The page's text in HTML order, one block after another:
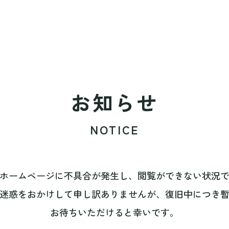
お知らせ
NOTICE
ームページに不具合が発生し、閲覧ができない状況で
惑をおかけして申し訳ありませんが、復旧中につき
お待ちいただけると幸いです。